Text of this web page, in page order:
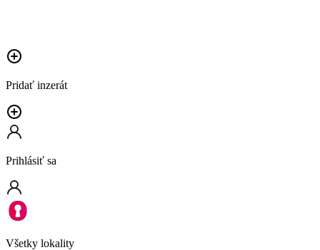
Pridať inzerát
Prihlásiť sa
Všetky lokality